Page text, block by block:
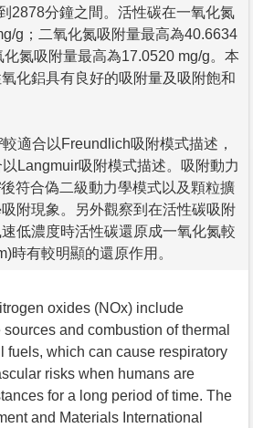
2878分鐘之間。活性碳在一氧化氮
g；二氧化氮吸附量最高為40.6634
氮吸附量最高為17.0520 mg/g。本
化鋁具有良好的吸附量及吸附飽和
適合以Freundlich吸附模式描述，
Langmuir吸附模式描述。吸附動力
符合偽二級動力學模式以及顆粒擴
附現象。另外觀察到在活性碳吸附
低濃度時活性碳還原成一氧化氮較
時有較明顯的還原作用。
oxides (NOx) include
and combustion of thermal
fuels, which can cause respiratory
risks when humans are
for a long period of time. The
and Materials International